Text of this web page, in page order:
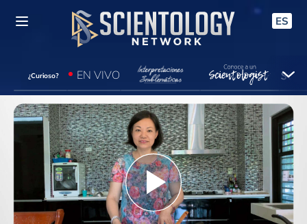
ES
¿Curioso? EN VIVO
Play